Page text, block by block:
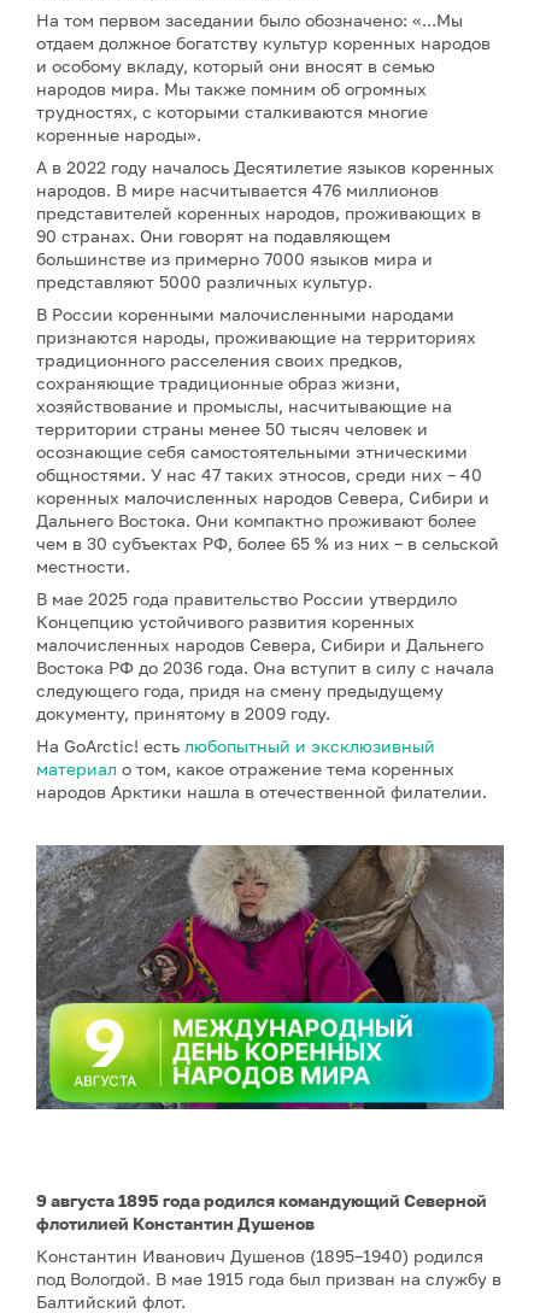
На том первом заседании было обозначено: «...Мы
отдаем должное богатству культур коренных народов
и особому вкладу, который они вносят в семью
народов мира. Мы также помним об огромных
трудностях, с которыми сталкиваются многие
коренные народы».
А в 2022 году началось Десятилетие языков коренных
народов. В мире насчитывается 476 миллионов
представителей коренных народов, проживающих в
90 странах. Они говорят на подавляющем
большинстве из примерно 7000 языков мира и
представляют 5000 различных культур.
В России коренными малочисленными народами
признаются народы, проживающие на территориях
традиционного расселения своих предков,
сохраняющие традиционные образ жизни,
хозяйствование и промыслы, насчитывающие на
территории страны менее 50 тысяч человек и
осознающие себя самостоятельными этническими
общностями. У нас 47 таких этносов, среди них – 40
коренных малочисленных народов Севера, Сибири и
Дальнего Востока. Они компактно проживают более
чем в 30 субъектах РФ, более 65 % из них – в сельской
местности.
В мае 2025 года правительство России утвердило
Концепцию устойчивого развития коренных
малочисленных народов Севера, Сибири и Дальнего
Востока РФ до 2036 года. Она вступит в силу с начала
следующего года, придя на смену предыдущему
документу, принятому в 2009 году.
На GoArctic! есть любопытный и эксклюзивный
материал о том, какое отражение тема коренных
народов Арктики нашла в отечественной филателии.
9 августа 1895 года родился командующий Северной
флотилией Константин Душенов
Константин Иванович Душенов (1895–1940) родился
под Вологдой. В мае 1915 года был призван на службу в
Балтийский флот.